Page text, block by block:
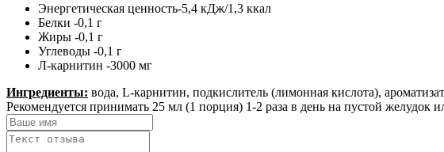
Энергетическая ценность-5,4 кДж/1,3 ккал
Белки -0,1 г
Жиры -0,1 г
Углеводы -0,1 г
Л-карнитин -3000 мг
Ингредиенты: вода, L-карнитин, подкислитель (лимонная кислота),
Рекомендуется принимать 25 мл (1 порция) 1-2 раза в день на пустой желудок